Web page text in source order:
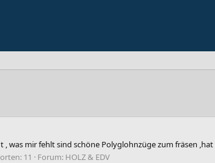
was mir fehlt sind schöne Polyglohnzüge zum fräsen
11 Forum: HOLZ & EDV